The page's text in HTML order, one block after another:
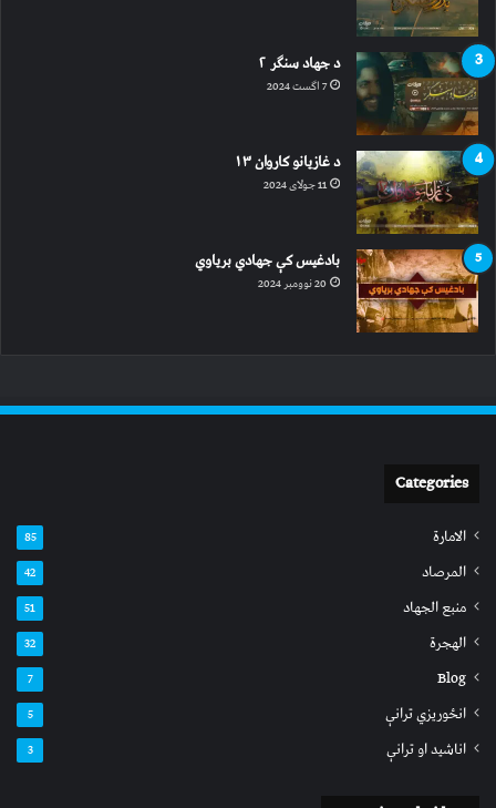
د جهاد سنګر ۲
7 اگست 2024
د غازیانو کاروان ۱۳
11 جولای 2024
بادغیس کې جهادي بریاوي
20 نوومبر 2024
Categories
الامارة 85
المرصاد 42
منبع الجهاد 51
الهجرة 32
Blog
7
انځوریزي ترانې 5
اناشید او ترانې 3